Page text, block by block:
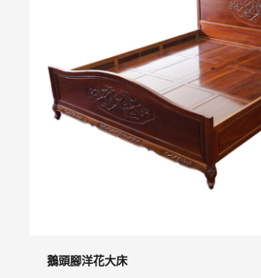
鵝頭腳洋花大床